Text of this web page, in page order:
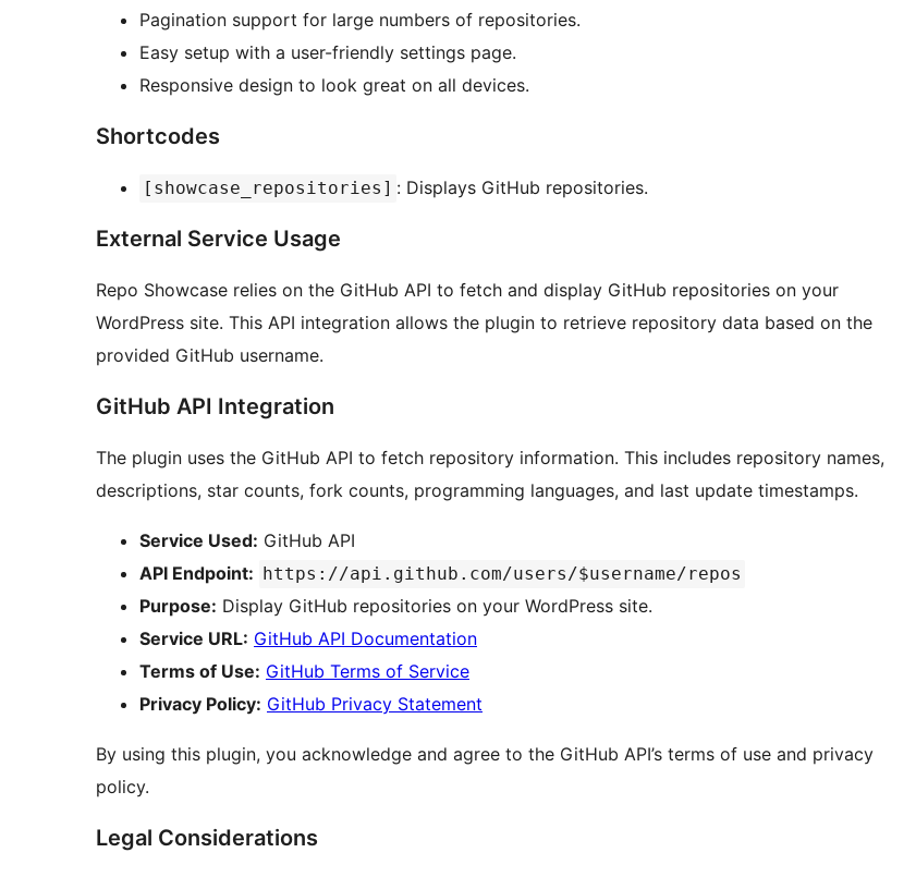
Pagination support for large numbers of repositories.
Easy setup with a user-friendly settings page.
Responsive design to look great on all devices.
Shortcodes
[showcase_repositories] : Displays GitHub repositories.
External Service Usage
Repo Showcase relies on the GitHub API to fetch and display GitHub repositories on your
WordPress site. This API integration allows the plugin to retrieve repository data based on the
provided GitHub username.
GitHub API Integration
The plugin uses the GitHub API to fetch repository information. This includes repository names,
descriptions, star counts, fork counts, programming languages, and last update timestamps.
Service Used: GitHub API
API Endpoint:
https://api.github.com/users/$username/repos
Purpose: Display GitHub repositories on your WordPress site.
Service URL: GitHub API Documentation
Terms of Use: GitHub Terms of Service
Privacy Policy: GitHub Privacy Statement
By using this plugin, you acknowledge and agree to the GitHub API’s terms of use and privacy
policy.
Legal Considerations